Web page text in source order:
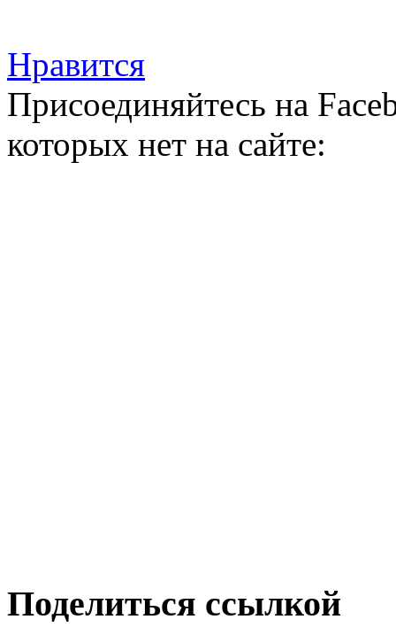
Нравится
Присоединяйтесь на
которых нет на сайте:
Поделиться ссылкой